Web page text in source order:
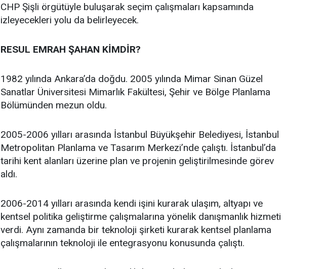
CHP Şişli örgütüyle buluşarak seçim çalışmaları kapsamında
izleyecekleri yolu da belirleyecek.
RESUL EMRAH ŞAHAN KİMDİR?
1982 yılında Ankara’da doğdu. 2005 yılında Mimar Sinan Güzel
Sanatlar Üniversitesi Mimarlık Fakültesi, Şehir ve Bölge Planlama
Bölümünden mezun oldu.
2005-2006 yılları arasında İstanbul Büyükşehir Belediyesi, İstanbul
Metropolitan Planlama ve Tasarım Merkezi’nde çalıştı. İstanbul’da
tarihi kent alanları üzerine plan ve projenin geliştirilmesinde görev
aldı.
2006-2014 yılları arasında kendi işini kurarak ulaşım, altyapı ve
kentsel politika geliştirme çalışmalarına yönelik danışmanlık hizmeti
verdi. Aynı zamanda bir teknoloji şirketi kurarak kentsel planlama
çalışmalarının teknoloji ile entegrasyonu konusunda çalıştı.